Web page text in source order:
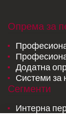
Опрема за
Додатна
Системи за
Сегменти
Интерна